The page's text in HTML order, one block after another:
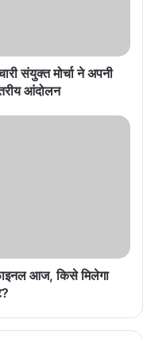
संयुक्त मोर्चा ने अपनी
आंदोलन
आज, किसे मिलेगा